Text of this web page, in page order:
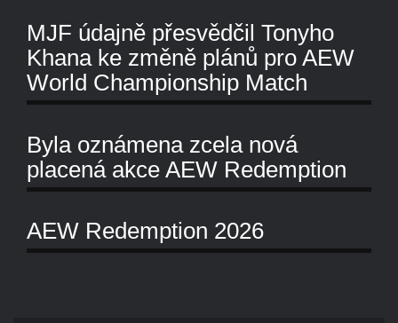
MJF údajně přesvědčil Tonyho
Khana ke změně plánů pro AEW
World Championship Match
Byla oznámena zcela nová
placená akce AEW Redemption
AEW Redemption 2026